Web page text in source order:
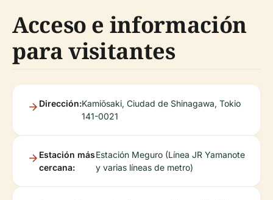
Acceso e información
para visitantes
Dirección:Kamiōsaki, Ciudad de Shinagawa, Tokio
141-0021
Estación más
cercana:
Estación Meguro (Línea JR Yamanote
y varias líneas de metro)